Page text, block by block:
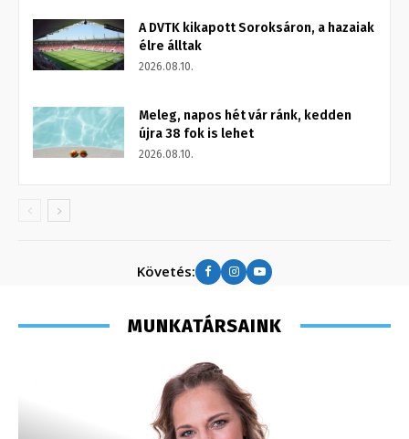
A DVTK kikapott Soroksáron, a hazaiak
élre álltak
2026.08.10.
Meleg, napos hét vár ránk, kedden
újra 38 fok is lehet
2026.08.10.
Követés:
MUNKATÁRSAINK